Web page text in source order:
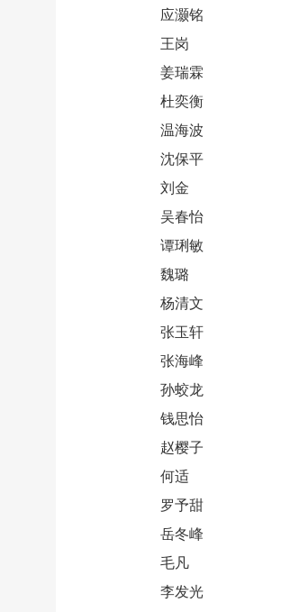
应灏铭
王岗
姜瑞霖
杜奕衡
温海波
沈保平
刘金
吴春怡
谭琍敏
魏璐
杨清文
张玉轩
张海峰
孙蛟龙
钱思怡
赵樱子
何适
罗予甜
岳冬峰
毛凡
李发光